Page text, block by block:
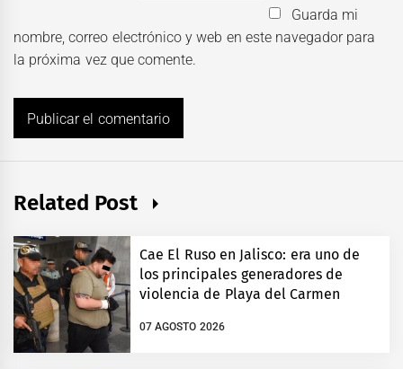
Guarda mi
nombre, correo electrónico y web en este navegador para
la próxima vez que comente.
Related Post
Cae El Ruso en Jalisco: era uno de
los principales generadores de
violencia de Playa del Carmen
07 AGOSTO 2026